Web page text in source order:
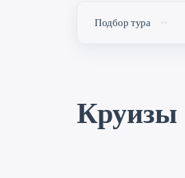
Подбор тура
Круизы